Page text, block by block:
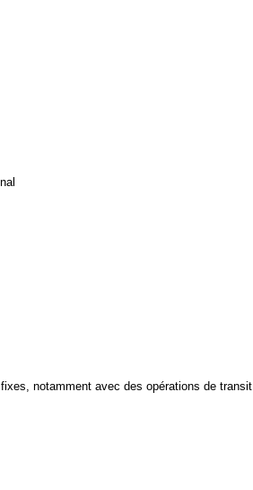
notamment avec des opérations de transit